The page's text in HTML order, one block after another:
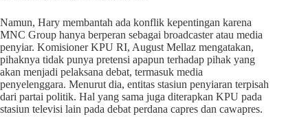
Namun, Hary membantah ada konflik kepentingan karena
MNC Group hanya berperan sebagai broadcaster atau media
penyiar. Komisioner KPU RI, August Mellaz mengatakan,
pihaknya tidak punya pretensi apapun terhadap pihak yang
akan menjadi pelaksana debat, termasuk media
penyelenggara. Menurut dia, entitas stasiun penyiaran terpisah
dari partai politik. Hal yang sama juga diterapkan KPU pada
stasiun televisi lain pada debat perdana capres dan cawapres.